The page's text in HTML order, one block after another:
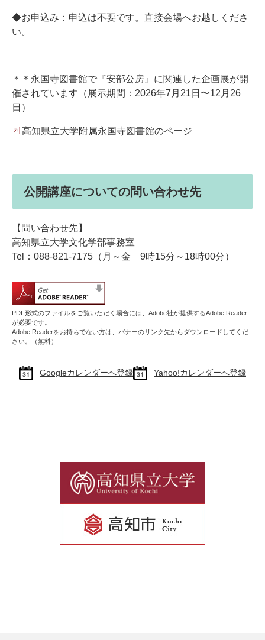
◆お申込み：申込は不要です。直接会場へお越しくださ
い。​
＊＊永国寺図書館で『安部公房』に関連した企画展が開
催されています（展示期間：2026年7月21日〜12月26
日）
高知県立大学附属永国寺図書館のページ
公開講座についての問い合わせ先
【問い合わせ先】
高知県立大学文化学部事務室
Tel：088-821-7175（月～金 9時15分～18時00分）
PDF形式のファイルをご覧いただく場合には、Adobe社が提供するAdobe Reader
が必要です。
Adobe Readerをお持ちでない方は、バナーのリンク先からダウンロードしてくだ
さい。（無料）
Googleカレンダーへ登録 Yahoo!カレンダーへ登録